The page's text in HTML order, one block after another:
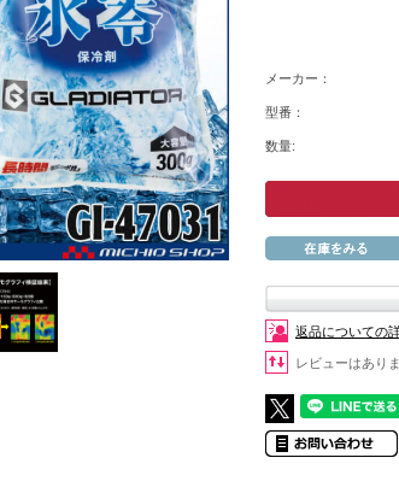
メーカー：
型番：
数量:
返品についての
レビューはあり